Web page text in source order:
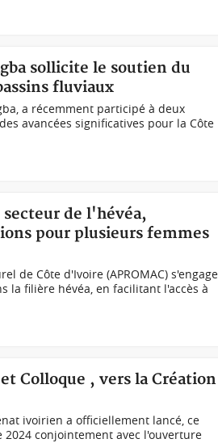
sollicite le soutien du
fluviaux
a récemment participé à deux
avancées significatives pour la Côte
de l'hévéa,
pour plusieurs femmes
de Côte d'Ivoire (APROMAC) s'engage
la filière hévéa, en facilitant l'accès à
Colloque , vers la Création
ivoirien a officiellement lancé, ce
conjointement avec l'ouverture